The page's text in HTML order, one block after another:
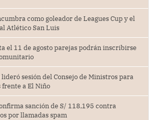
como goleador de Leagues Cup y el
Atlético San Luis
el 11 de agosto parejas podrán inscribirse
sesión del Consejo de Ministros para
a El Niño
sanción de S/ 118,195 contra
por llamadas spam